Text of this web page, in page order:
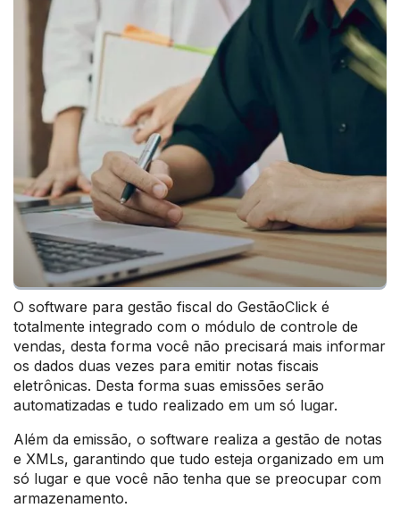
O software para gestão fiscal do GestãoClick é
totalmente integrado com o módulo de controle de
vendas, desta forma você não precisará mais informar
os dados duas vezes para emitir notas fiscais
eletrônicas. Desta forma suas emissões serão
automatizadas e tudo realizado em um só lugar.
Além da emissão, o software realiza a gestão de notas
e XMLs, garantindo que tudo esteja organizado em um
só lugar e que você não tenha que se preocupar com
armazenamento.